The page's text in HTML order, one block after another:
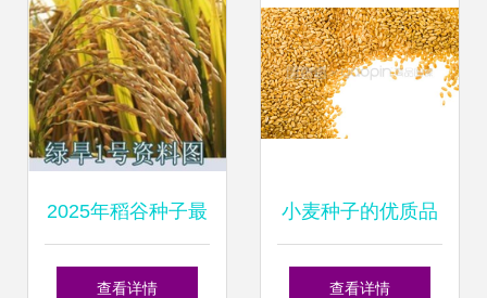
2025年稻谷种子最
新参考 优质品种与
查看详情
小麦种子的优质品
鉴与种植管理指南
查看详情